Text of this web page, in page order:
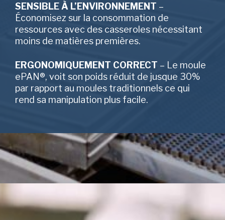
SENSIBLE À L’ENVIRONNEMENT ​ –
Économisez sur la consommation de
ressources avec des casseroles nécessitant
moins de matières premières.
ERGONOMIQUEMENT CORRECT – Le moule
ePAN®, voit son poids réduit de jusque 30%
par rapport au moules traditionnels ce qui
rend sa manipulation plus facile.